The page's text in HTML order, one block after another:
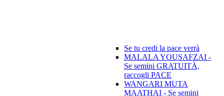
Se tu credi la pace verrà
MALALA YOUSAFZAI -
Se semini GRATUITÀ,
raccogli PACE
WANGARI MUTA
MAATHAI - Se semini